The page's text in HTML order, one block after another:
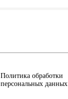
Политика обработки
персональных данных